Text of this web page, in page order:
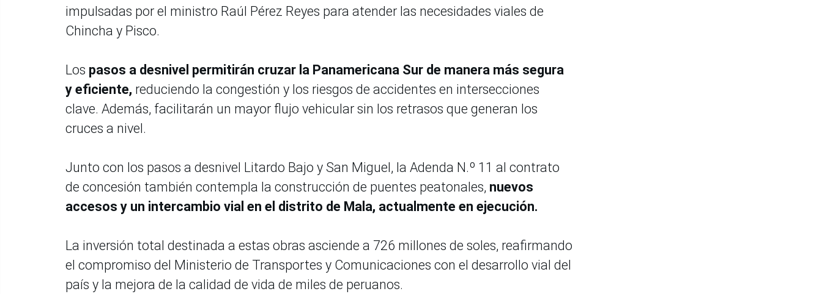
impulsadas por el ministro Raúl Pérez Reyes para atender las necesidades viales de
Chincha y Pisco.
Los pasos a desnivel permitirán cruzar la Panamericana Sur de manera más segura
y eficiente, reduciendo la congestión y los riesgos de accidentes en intersecciones
clave. Además, facilitarán un mayor flujo vehicular sin los retrasos que generan los
cruces a nivel.
Junto con los pasos a desnivel Litardo Bajo y San Miguel, la Adenda N.º 11 al contrato
de concesión también contempla la construcción de puentes peatonales, nuevos
accesos y un intercambio vial en el distrito de Mala, actualmente en ejecución.
La inversión total destinada a estas obras asciende a 726 millones de soles, reafirmando
el compromiso del Ministerio de Transportes y Comunicaciones con el desarrollo vial del
país y la mejora de la calidad de vida de miles de peruanos.